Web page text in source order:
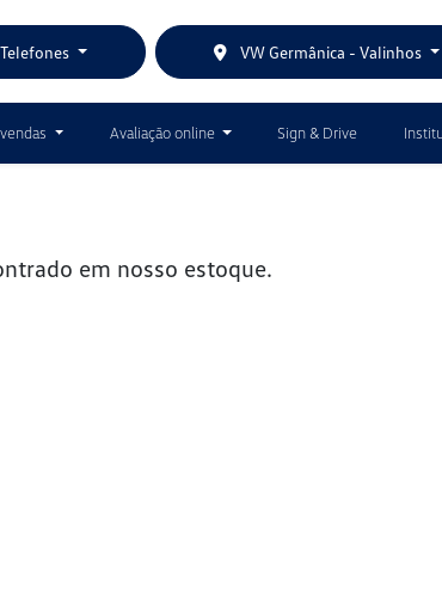
Telefones VW Germânica - Valinhos
Avaliação online Sign & Drive
em nosso estoque.